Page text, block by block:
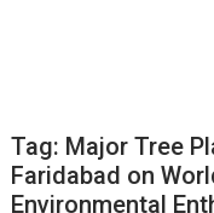
Tag: Major Tree
Faridabad on
Environmental